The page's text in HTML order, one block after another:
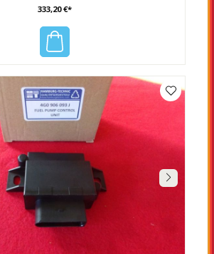
333,20 €*